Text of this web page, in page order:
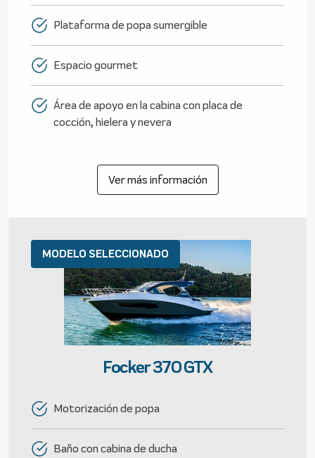
Plataforma de popa sumergible
Espacio gourmet
Área de apoyo en la cabina con placa de
cocción, hielera y nevera
Ver más información
MODELO SELECCIONADO
Focker 370 GTX
Motorización de popa
Baño con cabina de ducha